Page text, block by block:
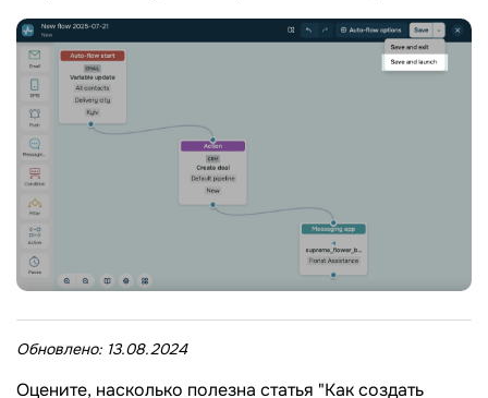
Обновлено: 13.08.2024
Оцените, насколько полезна статья "Как создать